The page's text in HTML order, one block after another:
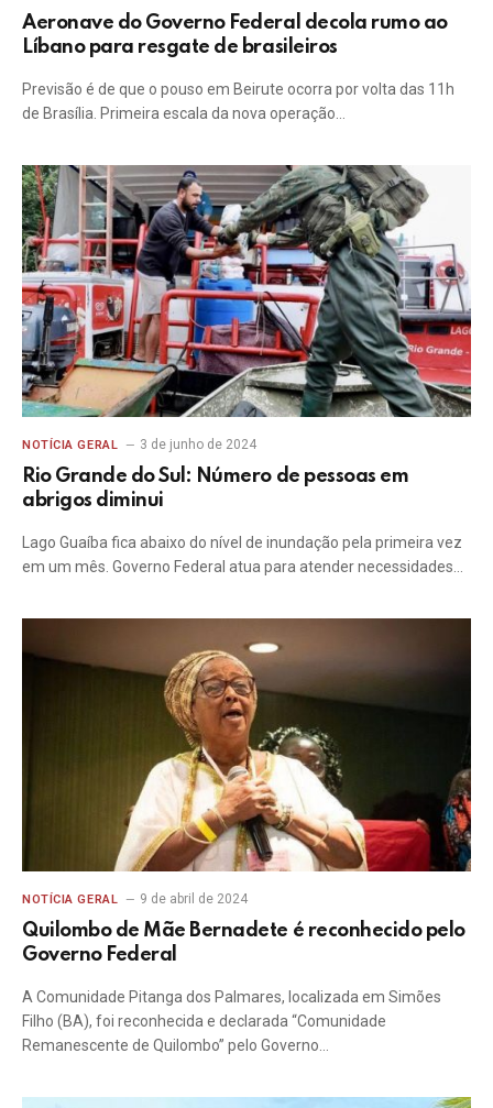
Aeronave do Governo Federal decola rumo ao
Líbano para resgate de brasileiros
Previsão é de que o pouso em Beirute ocorra por volta das 11h
de Brasília. Primeira escala da nova operação…
NOTÍCIA GERAL 3 de junho de 2024
Rio Grande do Sul: Número de pessoas em
abrigos diminui
Lago Guaíba fica abaixo do nível de inundação pela primeira vez
em um mês. Governo Federal atua para atender necessidades…
NOTÍCIA GERAL 9 de abril de 2024
Quilombo de Mãe Bernadete é reconhecido pelo
Governo Federal
A Comunidade Pitanga dos Palmares, localizada em Simões
Filho (BA), foi reconhecida e declarada “Comunidade
Remanescente de Quilombo” pelo Governo…